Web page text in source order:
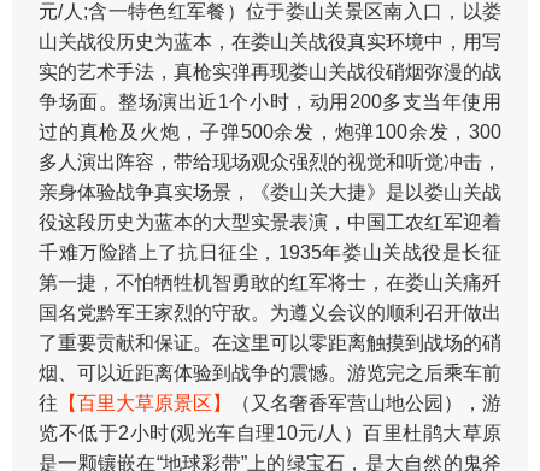
元/人;含一特色红军餐）位于娄山关景区南入口，以娄
山关战役历史为蓝本，在娄山关战役真实环境中，用写
实的艺术手法，真枪实弹再现娄山关战役硝烟弥漫的战
争场面。整场演出近1个小时，动用200多支当年使用
过的真枪及火炮，子弹500余发，炮弹100余发，300
多人演出阵容，带给现场观众强烈的视觉和听觉冲击，
亲身体验战争真实场景，《娄山关大捷》是以娄山关战
役这段历史为蓝本的大型实景表演，中国工农红军迎着
千难万险踏上了抗日征尘，1935年娄山关战役是长征
第一捷，不怕牺牲机智勇敢的红军将士，在娄山关痛歼
国名党黔军王家烈的守敌。为遵义会议的顺利召开做出
了重要贡献和保证。在这里可以零距离触摸到战场的硝
烟、可以近距离体验到战争的震憾。游览完之后乘车前
往 【百里大草原景区】
（又名奢香军营山地公园），游
览不低于2小时(观光车自理10元/人）百里杜鹃大草原
是一颗镶嵌在“地球彩带”上的绿宝石，是大自然的鬼斧